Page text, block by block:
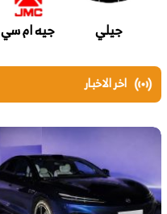
جيلي جيه ام سي
اخر الاخبار